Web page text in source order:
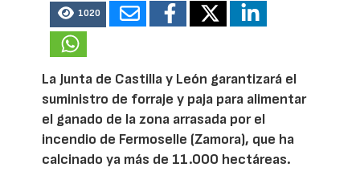
1020
La Junta de Castilla y León garantizará el
suministro de forraje y paja para alimentar
el ganado de la zona arrasada por el
incendio de Fermoselle (Zamora), que ha
calcinado ya más de 11.000 hectáreas.